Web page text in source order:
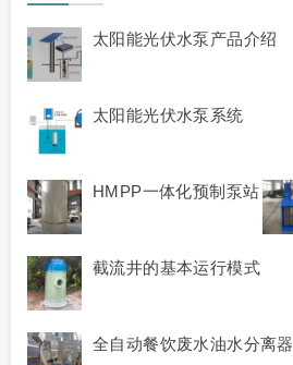
太阳能光伏水泵产品介绍
太阳能光伏水泵系统
HMPP一体化预制泵站
截流井的基本运行模式
全自动餐饮废水油水分离器